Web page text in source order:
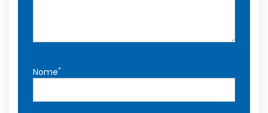
Nome*